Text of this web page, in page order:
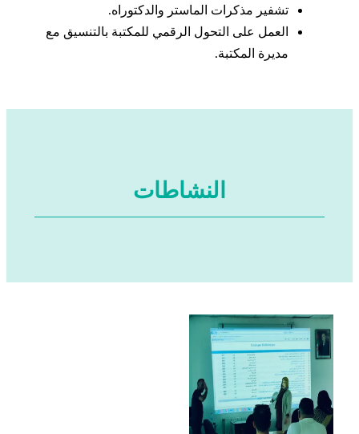
تشفير مذكرات الماستر والدكتوراه.
العمل على التحول الرقمي للمكتبة بالتنسيق مع
مديرة المكتبة.
النشاطات